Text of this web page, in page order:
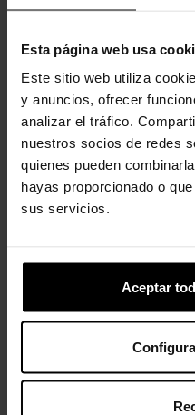
Esta página web usa
Este sitio web utiliza
y anuncios, ofrecer
analizar el tráfico.
nuestros socios de redes
quienes pueden
hayas proporcionado o
sus servicios.
Aceptar
Compartir
Descripción Detalles
¡Hola, hola! ¡Son los zuecos
colección Mickey & Friends
icónico de Minnie Mouse en
lunares rosas y un gran lazo
cara de Minnie Mouse
- Increíblemente ligeros y
- Lazo rosa brillante fijo en la
- Remaches de Minnie Mouse.
- Resistentes al agua y
- Diseñados para mejorar la
- Correas giratorias en el